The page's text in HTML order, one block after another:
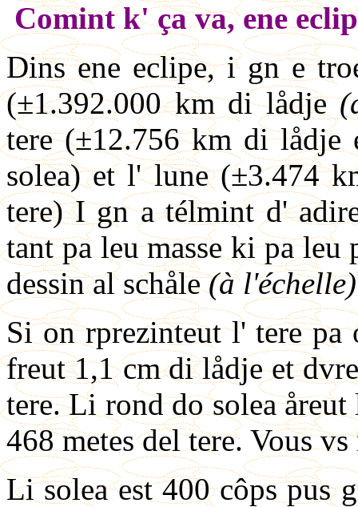
Comint k' ça va, ene
Dins ene eclipe, i gn e
(±1.392.000 km di lådje
tere (±12.756 km di lådje
solea) et l' lune (±3.474
tere) I gn a télmint d'
tant pa leu masse ki pa
dessin al schåle(à l'échelle)
Si on rprezinteut l' tere
freut 1,1 cm di lådje et
tere. Li rond do solea
468 metes del tere. Vous
Li solea est 400 côps pus